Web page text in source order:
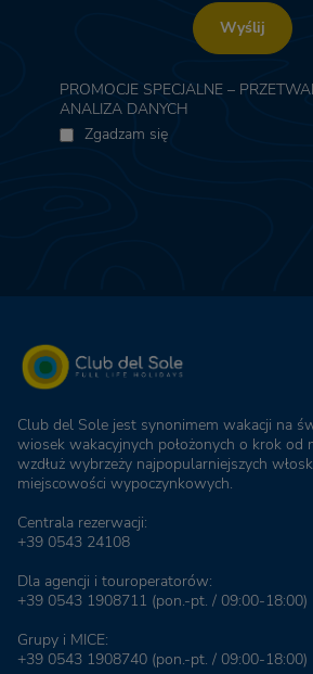
Wyślij
PROMOCJE SPECJALNE –
ANALIZA DANYCH
Zgadzam się
Club del Sole jest synonimem wakacji na
wiosek wakacyjnych położonych o krok od
wzdłuż wybrzeży najpopularniejszych
miejscowości wypoczynkowych.
Centrala rezerwacji:
+39 0543 24108
Dla agencji i touroperatorów:
+39 0543 1908711 (pon.-pt. / 09:00-18:00)
Grupy i MICE:
+39 0543 1908740 (pon.-pt. / 09:00-18:00)